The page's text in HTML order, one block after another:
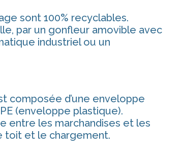
sont 100% recyclables.
par un gonfleur amovible avec
industriel ou un
composée d’une enveloppe
(enveloppe plastique).
entre les marchandises et les
toit et le chargement.